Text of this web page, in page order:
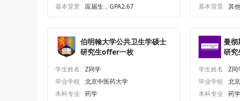
基本背景
应届生，GPA2.67
基本背景
其
伯明翰大学公共卫生学硕士
研究生offer一枚
学生姓名
Z同学
毕业学校
北京中医药大学
本科专业
药学
曼
研
学生姓名
Z同
毕业学校
北
本科专业
药学